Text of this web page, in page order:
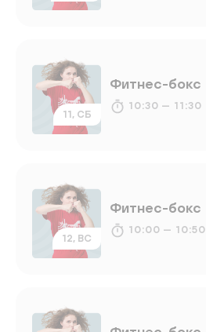
11, СБ
Фитнес-бокс
10:30 — 11:30
12, ВС
Фитнес-бокс
10:00 — 10:50